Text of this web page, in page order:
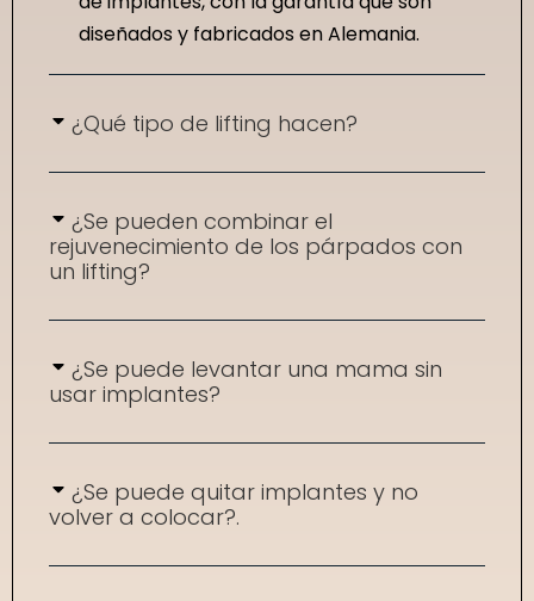
diseñados y fabricados en Alemania.
¿Qué tipo de lifting hacen?
¿Se pueden combinar el
rejuvenecimiento de los párpados con
un lifting?
¿Se puede levantar una mama sin
usar implantes?
¿Se puede quitar implantes y no
volver a colocar?.